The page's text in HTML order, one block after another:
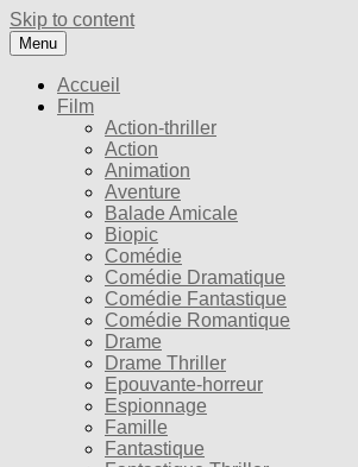
Skip to content
Menu
Accueil
Film
Action-thriller
Action
Animation
Aventure
Balade Amicale
Biopic
Comédie
Comédie Dramatique
Comédie Fantastique
Comédie Romantique
Drame
Drame Thriller
Epouvante-horreur
Espionnage
Famille
Fantastique